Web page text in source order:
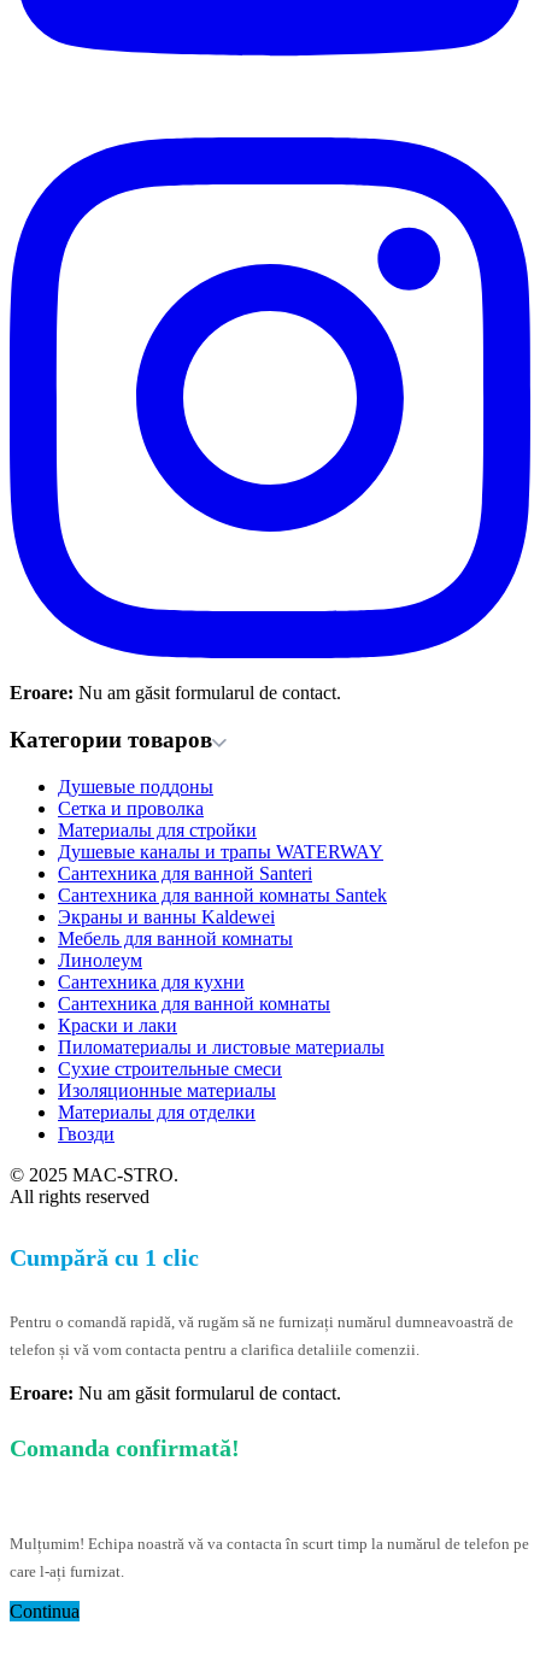
Eroare: Nu am găsit formularul de contact.
Категории товаров
Душевые поддоны
Сетка и проволка
Материалы для стройки
Душевые каналы и трапы WATERWAY
Сантехника для ванной Santeri
Сантехника для ванной комнаты Santek
Экраны и ванны Kaldewei
Мебель для ванной комнаты
Линолеум
Сантехника для кухни
Сантехника для ванной комнаты
Краски и лаки
Пиломатериалы и листовые материалы
Сухие строительные смеси
Изоляционные материалы
Материалы для отделки
Гвозди
© 2025 MAC-STRO.
All rights reserved
Cumpără cu 1 clic
Pentru o comandă rapidă, vă rugăm să ne furnizați numărul dumneavoastră de
telefon și vă vom contacta pentru a clarifica detaliile comenzii.
Eroare: Nu am găsit formularul de contact.
Comanda confirmată!
Mulțumim! Echipa noastră vă va contacta în scurt timp la numărul de telefon pe
care l-ați furnizat.
Continua